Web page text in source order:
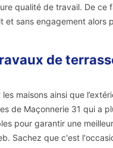
qualité de travail. De ce
sans engagement alors
de
maisons ainsi que
de Maçonnerie 31 qui a
pour garantir une
Sachez que c'est